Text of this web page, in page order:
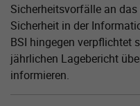
Sicherheitsvorfälle an
Sicherheit in der
BSI hingegen verpflichtet
jährlichen Lagebericht
informieren.